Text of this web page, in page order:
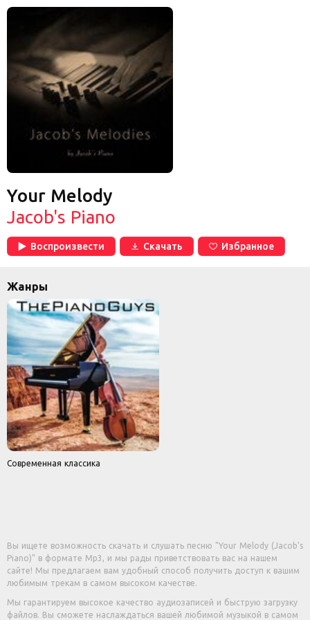
Your Melody
Jacob's Piano
Воспроизвести Скачать Избранное
Жанры
Современная классика
Вы ищете возможность скачать и слушать песню "Your Melody (Jacob's
Piano)" в формате Mp3, и мы рады приветствовать вас на нашем
сайте! Мы предлагаем вам удобный способ получить доступ к вашим
любимым трекам в самом высоком качестве.
Мы гарантируем высокое качество аудиозаписей и быструю загрузку
файлов. Вы сможете наслаждаться вашей любимой музыкой в самом